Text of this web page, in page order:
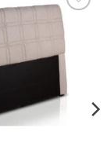
Favoritos